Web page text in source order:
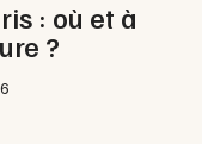
: où et à
?